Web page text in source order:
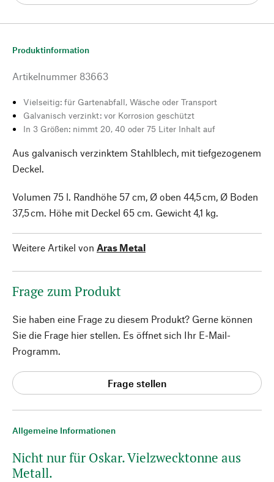
Allgemeine Informationen
Nicht nur für Oskar. Vielzwecktonne aus
Metall.
Produktinformation
Artikelnummer 83663
Vielseitig: für Gartenabfall, Wäsche oder Transport
Galvanisch verzinkt: vor Korrosion geschützt
In 3 Größen: nimmt 20, 40 oder 75 Liter Inhalt auf
Aus galvanisch verzinktem Stahlblech, mit tiefgezogenem
Deckel.
Volumen 75 l. Randhöhe 57 cm, Ø oben 44,5 cm, Ø Boden
37,5 cm. Höhe mit Deckel 65 cm. Gewicht 4,1 kg.
Weitere Artikel von Aras Metal
Frage zum Produkt
Sie haben eine Frage zu diesem Produkt? Gerne können
Sie die Frage hier stellen. Es öffnet sich Ihr E-Mail-
Programm.
Frage stellen